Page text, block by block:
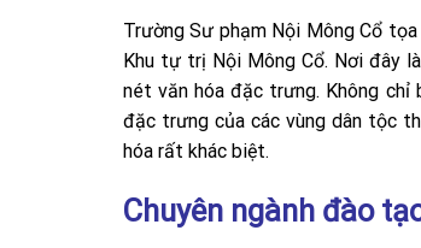
Trường Sư phạm Nội Mông Cổ
Khu tự trị Nội Mông Cổ. Nơi đây
nét văn hóa đặc trưng. Không chỉ
đặc trưng của các vùng dân tộc
hóa rất khác biệt.
Chuyên ngành đào